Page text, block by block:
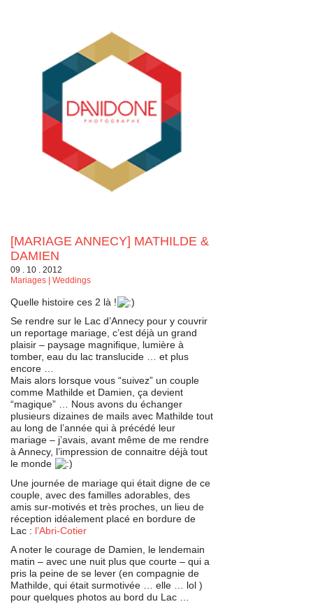
[MARIAGE ANNECY] MATHILDE &
DAMIEN
09 . 10 . 2012
Mariages | Weddings
Quelle histoire ces 2 là !
Se rendre sur le Lac d’Annecy pour y couvrir
un reportage mariage, c’est déjà un grand
plaisir – paysage magnifique, lumière à
tomber, eau du lac translucide … et plus
encore …
Mais alors lorsque vous “suivez” un couple
comme Mathilde et Damien, ça devient
“magique” … Nous avons du échanger
plusieurs dizaines de mails avec Mathilde tout
au long de l’année qui à précédé leur
mariage – j’avais, avant même de me rendre
à Annecy, l’impression de connaitre déjà tout
le monde
Une journée de mariage qui était digne de ce
couple, avec des familles adorables, des
amis sur-motivés et très proches, un lieu de
réception idéalement placé en bordure de
Lac : l’Abri-Cotier
A noter le courage de Damien, le lendemain
matin – avec une nuit plus que courte – qui a
pris la peine de se lever (en compagnie de
Mathilde, qui était surmotivée … elle … lol )
pour quelques photos au bord du Lac …